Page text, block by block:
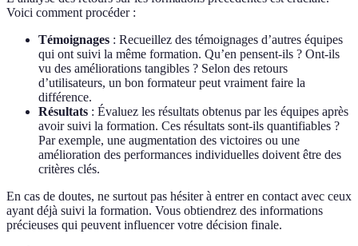
Voici comment procéder :
Témoignages : Recueillez des témoignages d’autres équipes
qui ont suivi la même formation. Qu’en pensent-ils ? Ont-ils
vu des améliorations tangibles ? Selon des retours
d’utilisateurs, un bon formateur peut vraiment faire la
différence.
Résultats : Évaluez les résultats obtenus par les équipes après
avoir suivi la formation. Ces résultats sont-ils quantifiables ?
Par exemple, une augmentation des victoires ou une
amélioration des performances individuelles doivent être des
critères clés.
En cas de doutes, ne surtout pas hésiter à entrer en contact avec ceux
ayant déjà suivi la formation. Vous obtiendrez des informations
précieuses qui peuvent influencer votre décision finale.